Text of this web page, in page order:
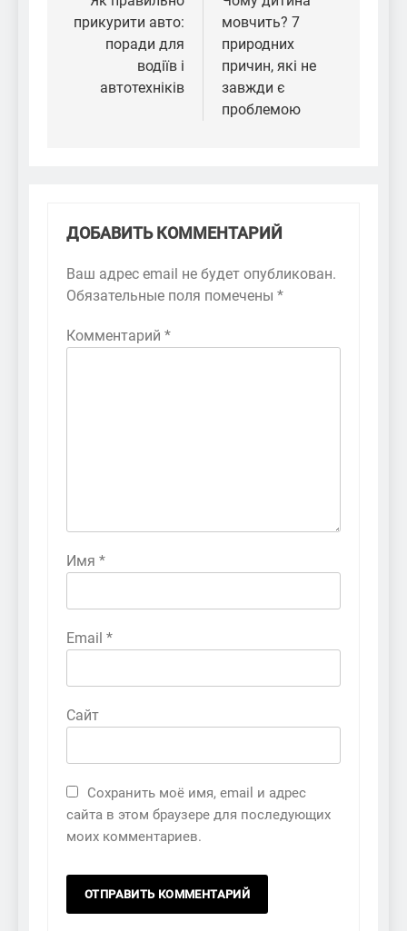
записям
прикурити авто:
поради для
водіїв і
автотехніків
мовчить? 7
природних
причин, які не
завжди є
проблемою
ДОБАВИТЬ КОММЕНТАРИЙ
Ваш адрес email не будет опубликован.
Обязательные поля помечены *
Комментарий *
Имя *
Email *
Сайт
Сохранить моё имя, email и адрес
сайта в этом браузере для последующих
моих комментариев.